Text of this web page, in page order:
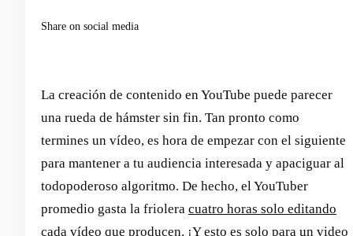
Share on social media
La creación de contenido en YouTube puede parecer
una rueda de hámster sin fin. Tan pronto como
termines un vídeo, es hora de empezar con el siguiente
para mantener a tu audiencia interesada y apaciguar al
todopoderoso algoritmo. De hecho, el YouTuber
promedio gasta la friolera cuatro horas solo editando
cada vídeo que producen. ¡Y esto es solo para un video